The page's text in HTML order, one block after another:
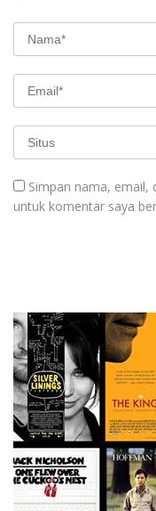
Simpan nama, email,
untuk komentar saya